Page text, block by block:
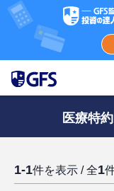
医療特約
1-1件を表示 / 全1